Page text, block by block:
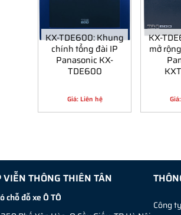
KX-TDE600: Khung
chính tổng đài IP
Panasonic KX-
TDE600
Giá: Liên hệ
KX-
mở
THÔNG THIÊN TÂN
chỗ đỗ xe Ô TÔ
Công